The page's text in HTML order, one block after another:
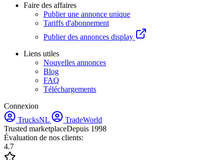
Faire des affaires
Publier une annonce unique
Tariffs d'abonnement
Publier des annonces display
Liens utiles
Nouvelles annonces
Blog
FAQ
Téléchargements
Connexion
TrucksNL
TradeWorld
Trusted marketplaceDepuis 1998
Évaluation de nos clients:
4.7